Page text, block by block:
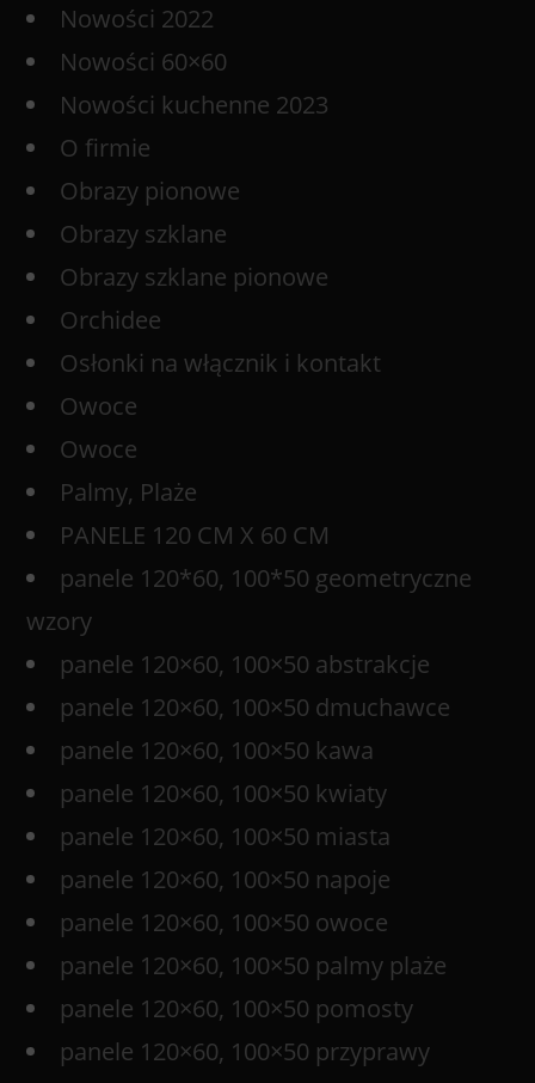
Nowości 2022
Nowości 60×60
Nowości kuchenne 2023
O firmie
Obrazy pionowe
Obrazy szklane
Obrazy szklane pionowe
Orchidee
Osłonki na włącznik i kontakt
Owoce
Owoce
Palmy, Plaże
PANELE 120 CM X 60 CM
panele 120*60, 100*50 geometryczne
wzory
panele 120×60, 100×50 abstrakcje
panele 120×60, 100×50 dmuchawce
panele 120×60, 100×50 kawa
panele 120×60, 100×50 kwiaty
panele 120×60, 100×50 miasta
panele 120×60, 100×50 napoje
panele 120×60, 100×50 owoce
panele 120×60, 100×50 palmy plaże
panele 120×60, 100×50 pomosty
panele 120×60, 100×50 przyprawy